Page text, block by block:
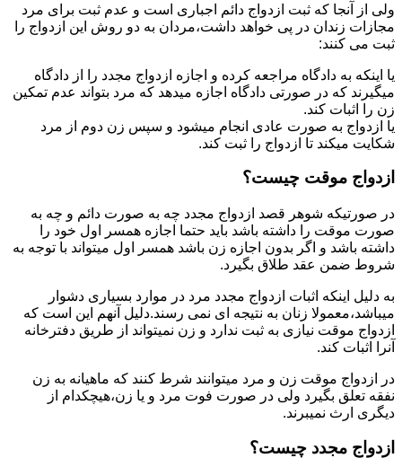
ولی از آنجا که ثبت ازدواج دائم اجباری است و عدم ثبت برای مرد
مجازات زندان در پی خواهد داشت،مردان به دو روش این ازدواج را
ثبت می کنند:
یا اینکه به دادگاه مراجعه کرده و اجازه ازدواج مجدد را از دادگاه
میگیرند که در صورتی دادگاه اجازه میدهد که مرد بتواند عدم تمکین
زن را اثبات کند.
یا ازدواج به صورت عادی انجام میشود و سپس زن دوم از مرد
شکایت میکند تا ازدواج را ثبت کند.
ازدواج موقت چیست؟
در صورتیکه شوهر قصد ازدواج مجدد چه به صورت دائم و چه به
صورت موقت را داشته باشد باید حتما اجازه همسر اول خود را
داشته باشد و اگر بدون اجازه زن باشد همسر اول میتواند با توجه به
شروط ضمن عقد طلاق بگیرد.
به دلیل اینکه اثبات ازدواج مجدد مرد در موارد بسیاری دشوار
میباشد،معمولا زنان به نتیجه ای نمی رسند.دلیل آنهم این است که
ازدواج موقت نیازی به ثبت ندارد و زن نمیتواند از طریق دفترخانه
آنرا اثبات کند.
در ازدواج موقت زن و مرد میتوانند شرط کنند که ماهیانه به زن
نفقه تعلق بگیرد ولی در صورت فوت مرد و یا زن،هیچکدام از
دیگری ارث نمیبرند.
ازدواج مجدد چیست؟